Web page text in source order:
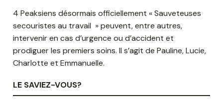
4 Peaksiens désormais officiellement « Sauveteuses
secouristes au travail » peuvent, entre autres,
intervenir en cas d’urgence ou d’accident et
prodiguer les premiers soins. Il s’agit de Pauline, Lucie,
Charlotte et Emmanuelle.
LE SAVIEZ-VOUS?